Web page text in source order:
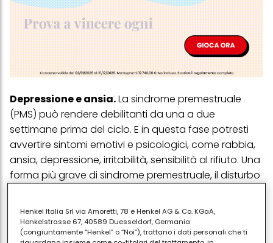
Depressione e ansia.La sindrome premestruale
(PMS) può rendere debilitanti da una a due
settimane prima del ciclo. E in questa fase potresti
avvertire sintomi emotivi e psicologici, come rabbia,
ansia, depressione, irritabilità, sensibilità al rifiuto. Una
forma più grave di sindrome premestruale, il disturbo
dell'umore ancora maggiori (inclusi livelli clinici di
depressione o ansia) e può compromettere il
funzionamento e la qualità della vita.
Henkel Italia Srl via Amoretti, 78 e Henkel AG & Co. KGaA,
Henkelstrasse 67, 40589 Duesseldorf, Germania
(congiuntamente “Henkel” o “Noi”), trattano i dati personali che ti